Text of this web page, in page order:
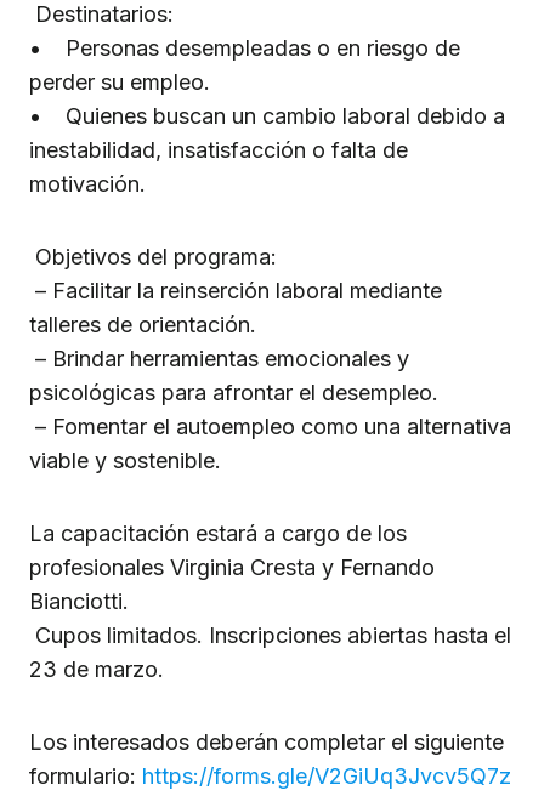
Destinatarios:
• Personas desempleadas o en riesgo de
perder su empleo.
• Quienes buscan un cambio laboral debido a
inestabilidad, insatisfacción o falta de
motivación.
Objetivos del programa:
– Facilitar la reinserción laboral mediante
talleres de orientación.
– Brindar herramientas emocionales y
psicológicas para afrontar el desempleo.
– Fomentar el autoempleo como una alternativa
viable y sostenible.
La capacitación estará a cargo de los
profesionales Virginia Cresta y Fernando
Bianciotti.
Cupos limitados. Inscripciones abiertas hasta el
23 de marzo.
Los interesados deberán completar el siguiente
formulario: https://forms.gle/V2GiUq3Jvcv5Q7z